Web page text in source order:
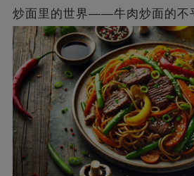
炒面里的世界——牛肉炒面的不